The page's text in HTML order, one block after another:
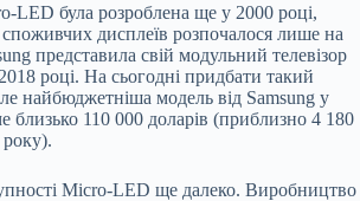
LED була розроблена ще у 2000 році,
дисплеїв розпочалося лише на
представила свій модульний телевізор
році. На сьогодні придбати такий
найбюджетніша модель від Samsung у
близько 110 000 доларів (приблизно 4 180
Micro-LED ще далеко. Виробництво